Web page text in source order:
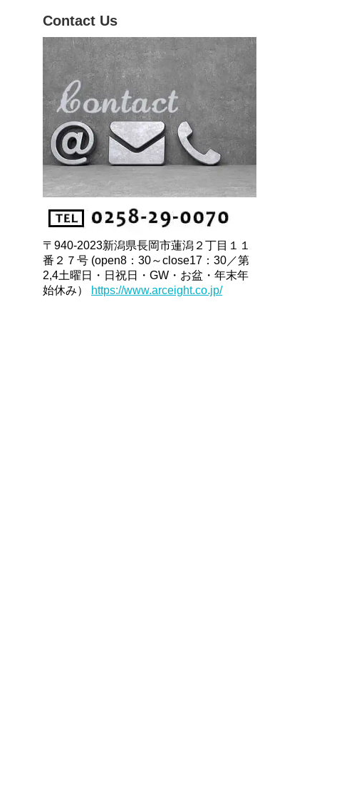
Contact Us
〒940-2023新潟県長岡市蓮潟２丁目１１
番２７号 (open8：30～close17：30／第
2,4土曜日・日祝日・GW・お盆・年末年
始休み）
https://www.arceight.co.jp/